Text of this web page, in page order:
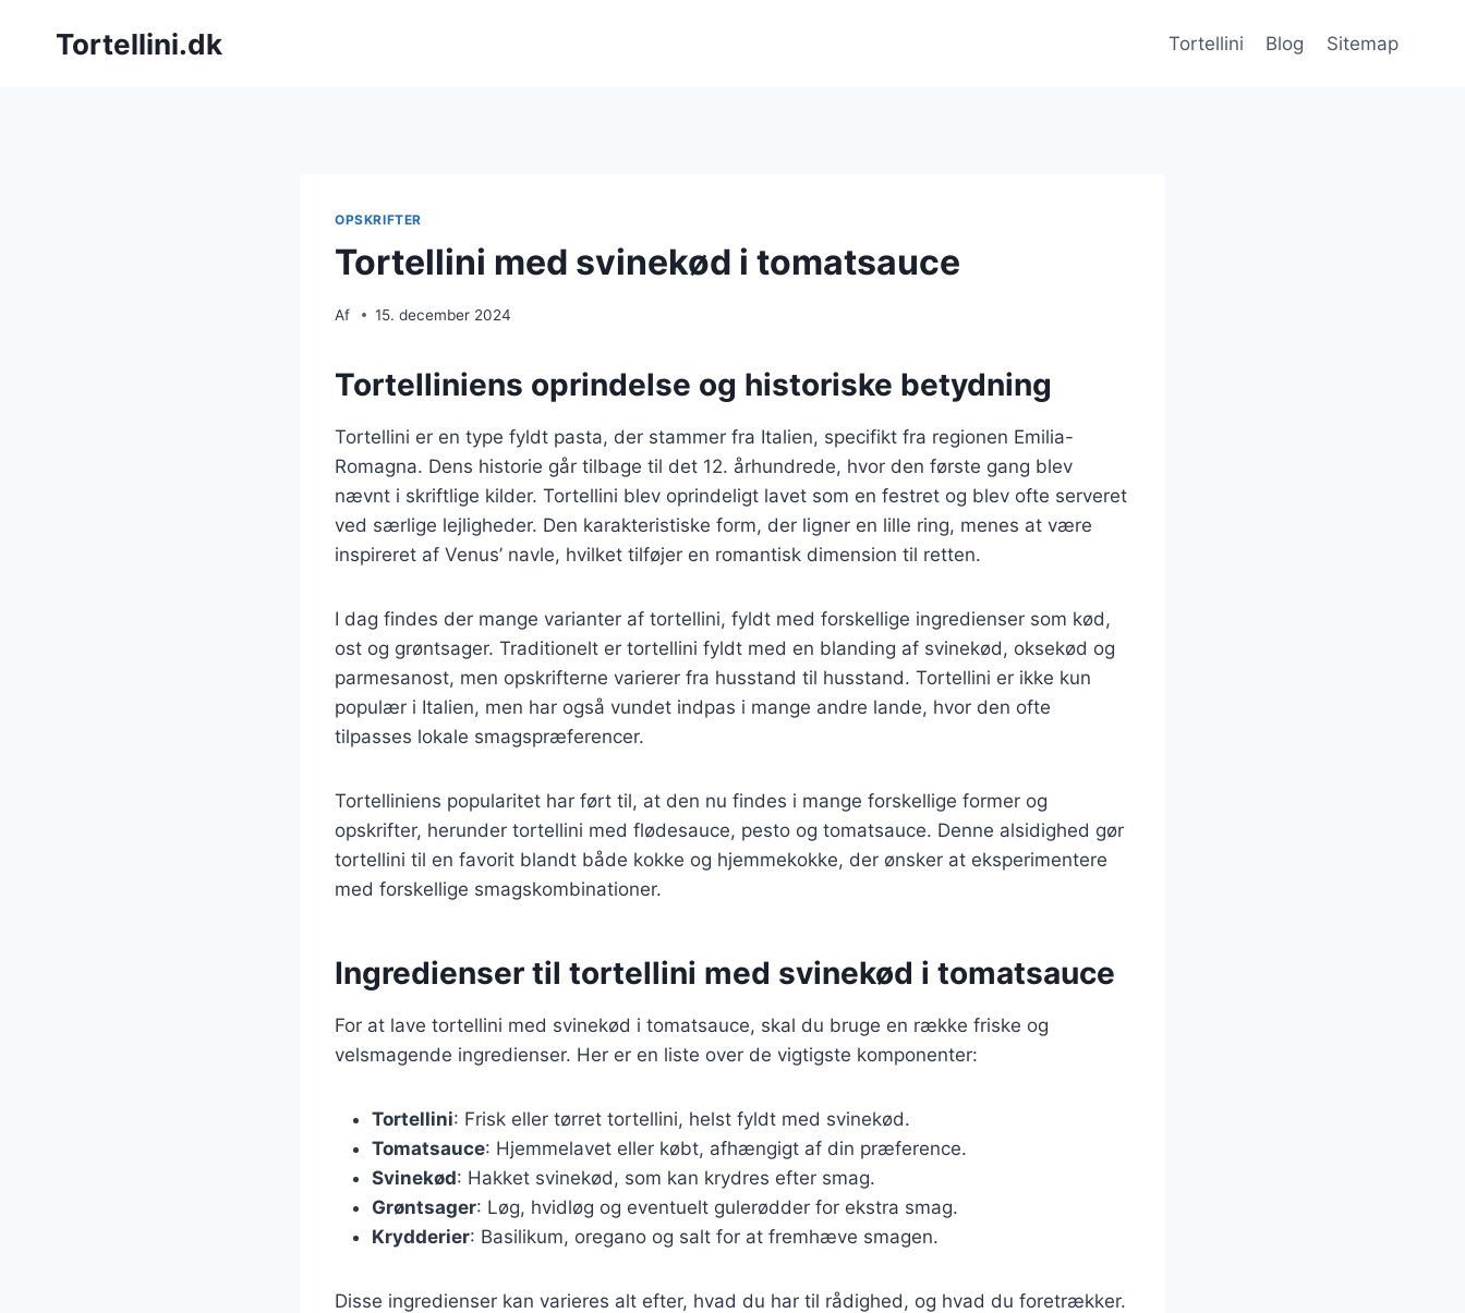
Tortellini.dk Tortellini Blog Sitemap
OPSKRIFTER
Tortellini med svinekød i tomatsauce
Af 15. december 2024
Tortelliniens oprindelse og historiske betydning
Tortellini er en type fyldt pasta, der stammer fra Italien, specifikt fra regionen Emilia-
Romagna. Dens historie går tilbage til det 12. århundrede, hvor den første gang blev
nævnt i skriftlige kilder. Tortellini blev oprindeligt lavet som en festret og blev ofte serveret
ved særlige lejligheder. Den karakteristiske form, der ligner en lille ring, menes at være
inspireret af Venus’ navle, hvilket tilføjer en romantisk dimension til retten.
I dag findes der mange varianter af tortellini, fyldt med forskellige ingredienser som kød,
ost og grøntsager. Traditionelt er tortellini fyldt med en blanding af svinekød, oksekød og
parmesanost, men opskrifterne varierer fra husstand til husstand. Tortellini er ikke kun
populær i Italien, men har også vundet indpas i mange andre lande, hvor den ofte
tilpasses lokale smagspræferencer.
Tortelliniens popularitet har ført til, at den nu findes i mange forskellige former og
opskrifter, herunder tortellini med flødesauce, pesto og tomatsauce. Denne alsidighed gør
tortellini til en favorit blandt både kokke og hjemmekokke, der ønsker at eksperimentere
med forskellige smagskombinationer.
Ingredienser til tortellini med svinekød i tomatsauce
For at lave tortellini med svinekød i tomatsauce, skal du bruge en række friske og
velsmagende ingredienser. Her er en liste over de vigtigste komponenter:
Tortellini: Frisk eller tørret tortellini, helst fyldt med svinekød.
Tomatsauce: Hjemmelavet eller købt, afhængigt af din præference.
Svinekød: Hakket svinekød, som kan krydres efter smag.
Grøntsager: Løg, hvidløg og eventuelt gulerødder for ekstra smag.
Krydderier: Basilikum, oregano og salt for at fremhæve smagen.
Disse ingredienser kan varieres alt efter, hvad du har til rådighed, og hvad du foretrækker.